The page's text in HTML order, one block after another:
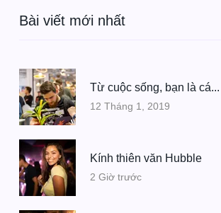
Bài viết mới nhất
Từ cuộc sống, bạn là cá...
12 Tháng 1, 2019
Kính thiên văn Hubble
2 Giờ trước